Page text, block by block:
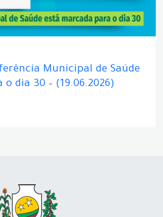
Municipal de Saúde
dia 30 – (19.06.2026)